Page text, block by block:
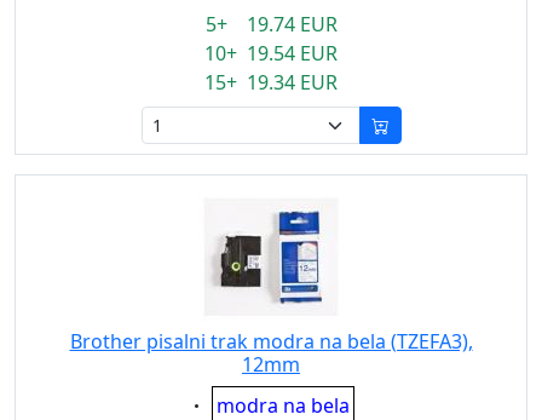
5+ 19.74 EUR
10+ 19.54 EUR
15+ 19.34 EUR
Brother pisalni trak modra na bela (TZEFA3),
12mm
Eigenschaft:
modra na bela